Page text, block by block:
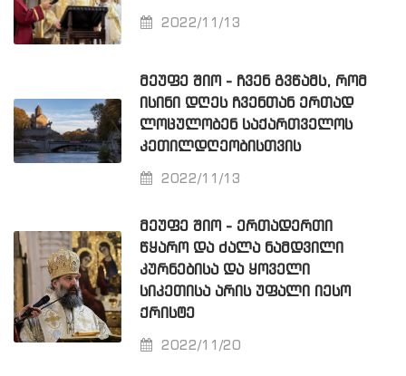
2022/11/13
ᲛᲔᲣᲤᲔ ᲨᲘᲝ - ᲩᲕᲔᲜ ᲒᲕᲬᲐᲛᲡ, ᲠᲝᲛ
ᲘᲡᲘᲜᲘ ᲓᲦᲔᲡ ᲩᲕᲔᲜᲗᲐᲜ ᲔᲠᲗᲐᲓ
ᲚᲝᲪᲣᲚᲝᲑᲔᲜ ᲡᲐᲥᲐᲠᲗᲕᲔᲚᲝᲡ
ᲙᲔᲗᲘᲚᲓᲦᲔᲝᲑᲘᲡᲗᲕᲘᲡ
2022/11/13
ᲛᲔᲣᲤᲔ ᲨᲘᲝ - ᲔᲠᲗᲐᲓᲔᲠᲗᲘ
ᲬᲧᲐᲠᲝ ᲓᲐ ᲫᲐᲚᲐ ᲜᲐᲛᲓᲕᲘᲚᲘ
ᲙᲣᲠᲜᲔᲑᲘᲡᲐ ᲓᲐ ᲧᲝᲕᲔᲚᲘ
ᲡᲘᲙᲔᲗᲘᲡᲐ ᲐᲠᲘᲡ ᲣᲤᲐᲚᲘ ᲘᲔᲡᲝ
ᲥᲠᲘᲡᲢᲔ
2022/11/20